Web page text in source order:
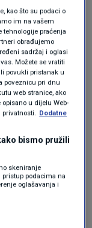
u
je upečatljiv
pored
kao što su podaci o
im na vašem
tehnologije praćenja
obrađujemo
sadržaj i oglasi
Možete se vratiti
povukli pristanak u
poveznicu pri dnu
web stranice, ako
u dijelu Web-
Dodatne
bismo pružili
skeniranje
podacima na
oglašavanja i